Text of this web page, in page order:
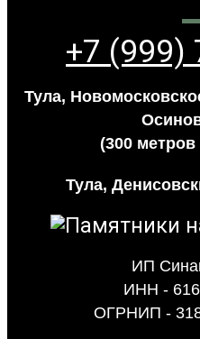
+7 (999)
Тула,
(300 метров
Тула,
ИП
ИНН -
ОГРНИП -